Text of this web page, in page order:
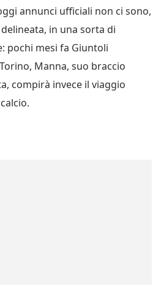
annunci ufficiali non ci sono,
in una sorta di
pochi mesi fa Giuntoli
Manna, suo braccio
compirà invece il viaggio